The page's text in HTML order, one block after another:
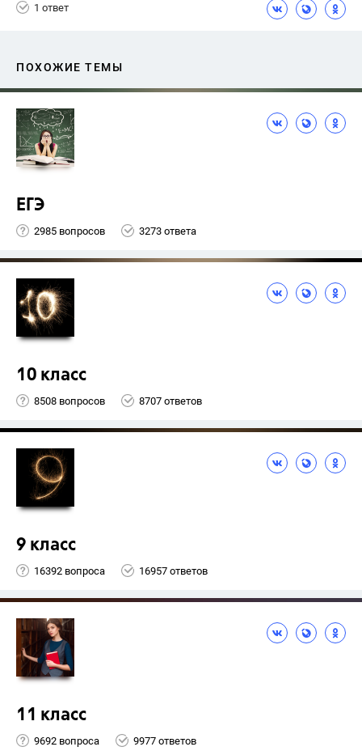
1 ответ
ПОХОЖИЕ ТЕМЫ
ЕГЭ
2985 вопросов 3273 ответа
10 класс
8508 вопросов 8707 ответов
9 класс
16392 вопроса 16957 ответов
11 класс
9692 вопроса 9977 ответов